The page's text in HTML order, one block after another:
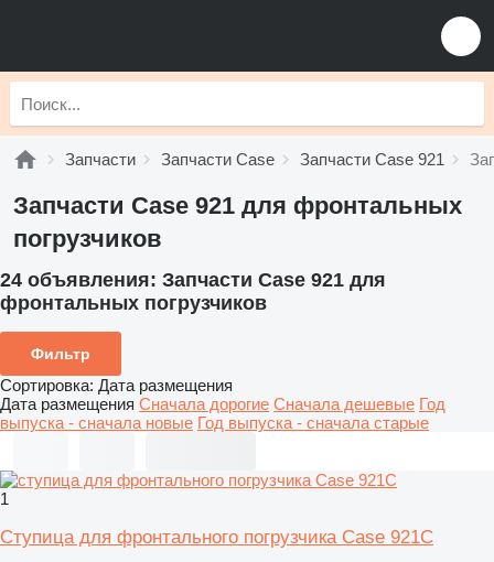
Запчасти Запчасти Case Запчасти Case 921
Запчасти Case 921 для фронтальных
погрузчиков
24 объявления: Запчасти Case 921 для
фронтальных погрузчиков
Фильтр
Сортировка: Дата размещения
Дата размещения Сначала дорогие Сначала дешевые Год
выпуска - сначала новые Год выпуска - сначала старые
1
Ступица для фронтального погрузчика Case 921C